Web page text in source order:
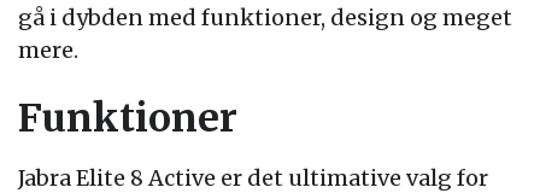
gå i dybden med funktioner, design og meget
mere.
Funktioner
Jabra Elite 8 Active er det ultimative valg for